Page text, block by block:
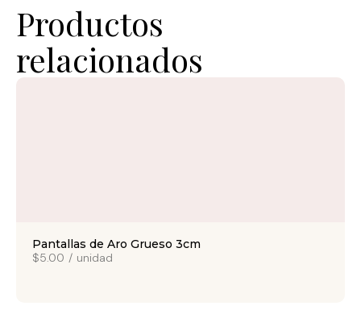
Productos
relacionados
Pantallas de Aro Grueso 3cm
$5.00 / unidad